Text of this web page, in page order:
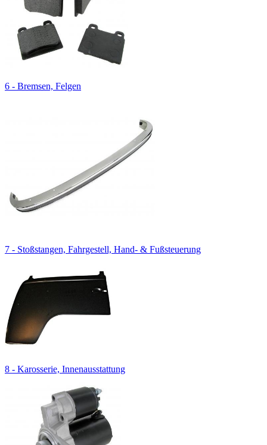
6 - Bremsen, Felgen
7 - Stoßstangen, Fahrgestell, Hand- & Fußsteuerung
8 - Karosserie, Innenausstattung